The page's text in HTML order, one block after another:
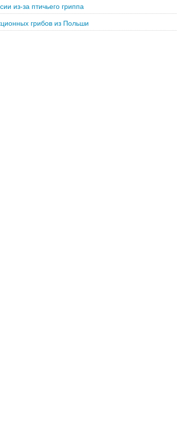
из-за птичьего гриппа
грибов из Польши